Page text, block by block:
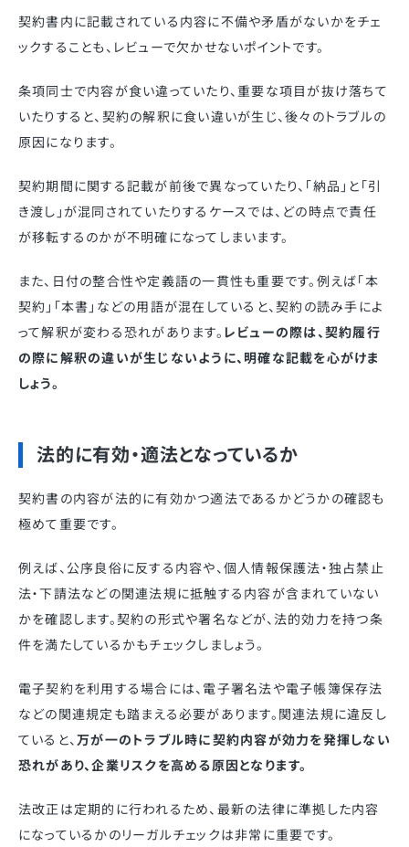
契約書内に記載されている内容に不備や矛盾がないかをチェ
ックすることも、レビューで欠かせないポイントです。
条項同士で内容が食い違っていたり、重要な項目が抜け落ちて
いたりすると、契約の解釈に食い違いが生じ、後々のトラブルの
原因になります。
契約期間に関する記載が前後で異なっていたり、「納品」と「引
き渡し」が混同されていたりするケースでは、どの時点で責任
が移転するのかが不明確になってしまいます。
また、日付の整合性や定義語の一貫性も重要です。例えば「本
契約」「本書」などの用語が混在していると、契約の読み手によ
って解釈が変わる恐れがあります。 レビューの際は、契約履行
の際に解釈の違いが生じないように、明確な記載を心がけま
しょう。
法的に有効・適法となっているか
契約書の内容が法的に有効かつ適法であるかどうかの確認も
極めて重要です。
例えば、公序良俗に反する内容や、個人情報保護法・独占禁止
法・下請法などの関連法規に抵触する内容が含まれていない
かを確認します。契約の形式や署名などが、法的効力を持つ条
件を満たしているかもチェックしましょう。
電子契約を利用する場合には、電子署名法や電子帳簿保存法
などの関連規定も踏まえる必要があります。関連法規に違反し
ていると、万が一のトラブル時に契約内容が効力を発揮しない
恐れがあり、企業リスクを高める原因となります。
法改正は定期的に行われるため、最新の法律に準拠した内容
になっているかのリーガルチェックは非常に重要です。